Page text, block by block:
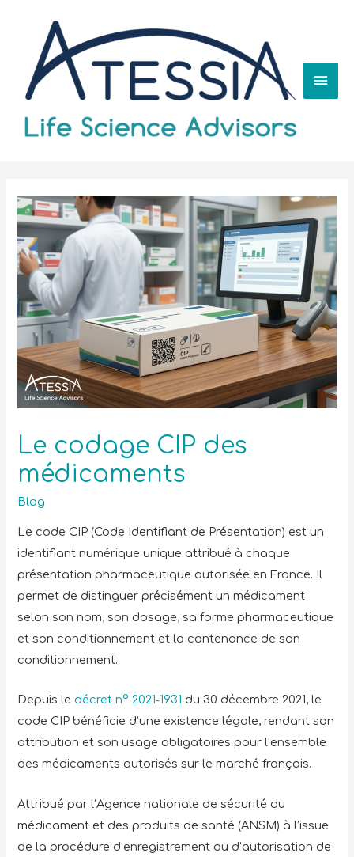
Le codage CIP des
médicaments
Blog
Le code CIP (Code Identifiant de Présentation) est un
identifiant numérique unique attribué à chaque
présentation pharmaceutique autorisée en France. Il
permet de distinguer précisément un médicament
selon son nom, son dosage, sa forme pharmaceutique
et son conditionnement et la contenance de son
conditionnement.
Depuis le décret n° 2021‑1931 du 30 décembre 2021, le
code CIP bénéficie d’une existence légale, rendant son
attribution et son usage obligatoires pour l’ensemble
des médicaments autorisés sur le marché français.
Attribué par l’Agence nationale de sécurité du
médicament et des produits de santé (ANSM) à l’issue
de la procédure d’enregistrement ou d’autorisation de